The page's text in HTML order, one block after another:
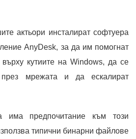
актьори инсталират софтуера
AnyDesk, за да им помогнат
кутиите на Windows, да се
през мрежата и да ескалират
има предпочитание към този
типични бинарни файлове